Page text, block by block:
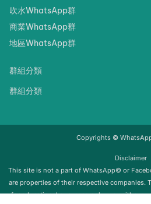
吹水WhatsApp群
商業WhatsApp群
地區WhatsApp群
群組分類
群組分類
Copyrights ©
Disclaimer
‍‍This site is not a part of WhatsApp© or
are properties of their respective companies.
for educational purposes only; we neither